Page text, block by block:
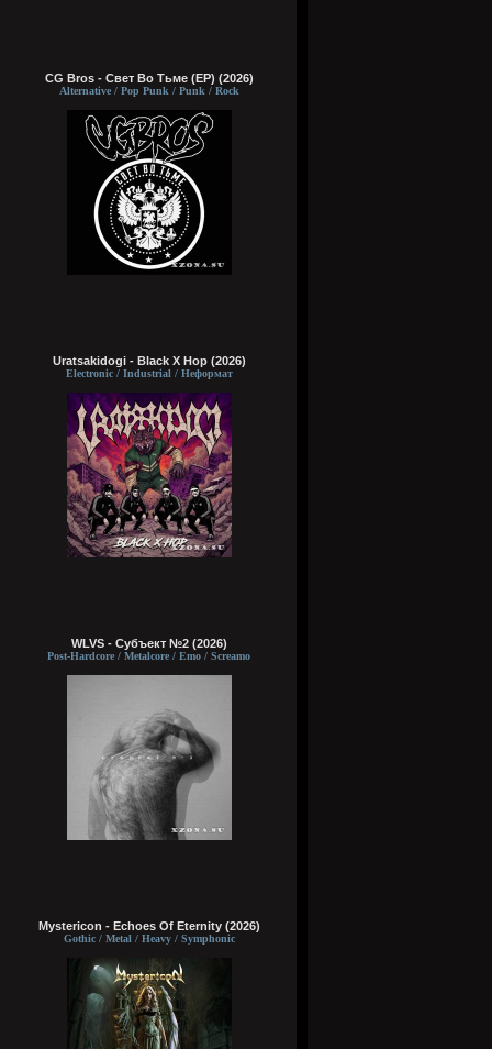
CG Bros - Свет Во Тьме (EP) (2026)
Alternative / Pop Punk / Punk / Rock
Uratsakidogi - Black X Hop (2026)
Electronic / Industrial / Неформат
WLVS - Субъект №2 (2026)
Post-Hardcore / Metalcore / Emo / Screamo
Mystericon - Echoes Of Eternity (2026)
Gothic / Metal / Heavy / Symphonic